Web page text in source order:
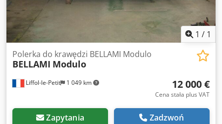
1 / 1
Liffol-le-Petit 1 049 km
Polerka do krawędzi BELLAMI Modulo
BELLAMI Modulo
12 000 €
Cena stała plus VAT
Zapytania Zadzwoń